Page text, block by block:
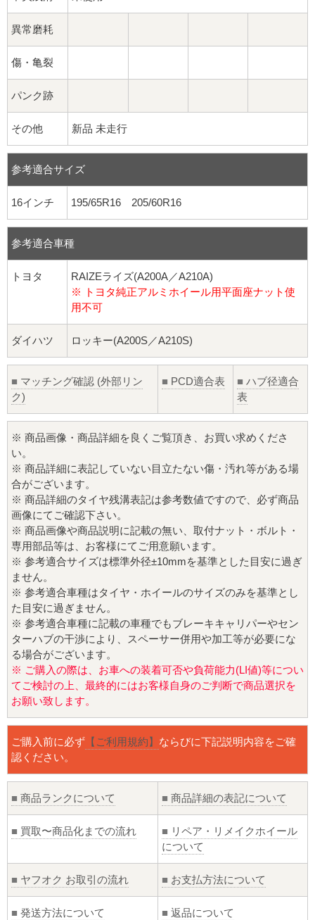
異常磨耗
傷・亀裂
パンク跡
その他 新品 未走行
参考適合サイズ
16インチ 195/65R16 205/60R16
参考適合車種
トヨタ
RAIZEライズ(A200A／A210A)
※ トヨタ純正アルミホイール用平面座ナット使
用不可
ダイハツ ロッキー(A200S／A210S)
■ マッチング確認 (外部リン
ク)
■ PCD適合表 ■ ハブ径適合
表
※ 商品画像・商品詳細を良くご覧頂き、お買い求めくださ
い。
※ 商品詳細に表記していない目立たない傷・汚れ等がある場
合がございます。
※ 商品詳細のタイヤ残溝表記は参考数値ですので、必ず商品
画像にてご確認下さい。
※ 商品画像や商品説明に記載の無い、取付ナット・ボルト・
専用部品等は、お客様にてご用意願います。
※ 参考適合サイズは標準外径±10mmを基準とした目安に過ぎ
ません。
※ 参考適合車種はタイヤ・ホイールのサイズのみを基準とし
た目安に過ぎません。
※ 参考適合車種に記載の車種でもブレーキキャリパーやセン
ターハブの干渉により、スペーサー併用や加工等が必要にな
る場合がございます。
※ ご購入の際は、お車への装着可否や負荷能力(LI値)等につい
てご検討の上、最終的にはお客様自身のご判断で商品選択を
お願い致します。
ご購入前に必ず 【ご利用規約】 ならびに下記説明内容をご確
認ください。
■ 商品ランクについて ■ 商品詳細の表記について
■ 買取〜商品化までの流れ ■ リペア・リメイクホイール
について
■ ヤフオク お取引の流れ ■ お支払方法について
■ 発送方法について ■ 返品について